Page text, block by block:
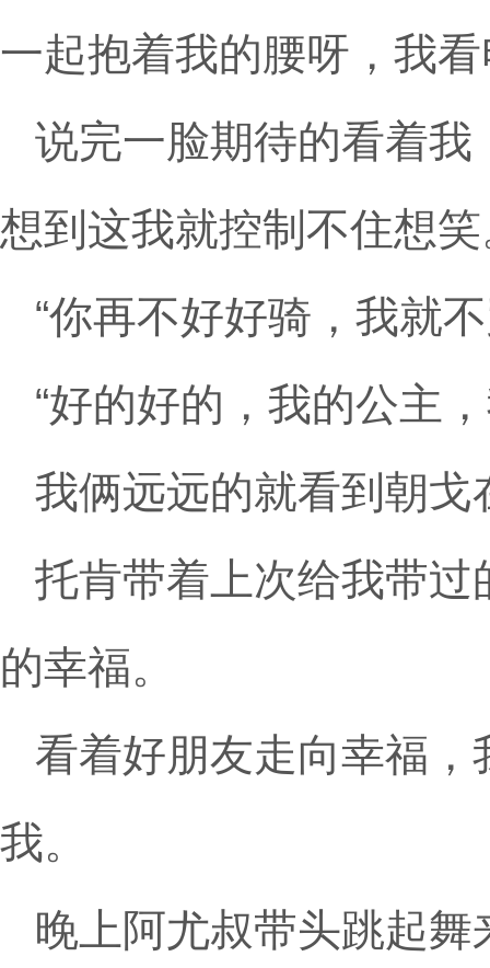
一起抱着我的腰呀，我
说完一脸期待的看着
想到这我就控制不住想
“你再不好好骑，我就
“好的好的，我的公主
我俩远远的就看到朝
托肯带着上次给我带
的幸福。
看着好朋友走向幸福
我。
晚上阿尤叔带头跳起